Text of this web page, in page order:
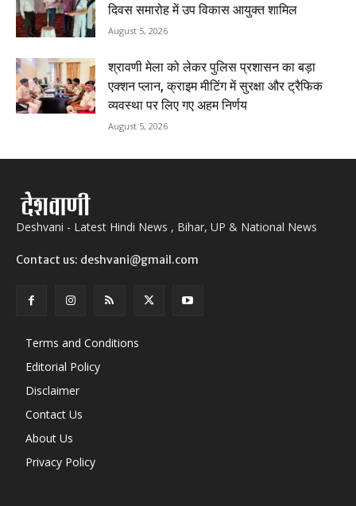
दिवस समारोह में उप विकास आयुक्त शामिल
August 5, 2026
श्रावणी मेला को लेकर पुलिस प्रशासन का बड़ा
एक्शन प्लान, क्राइम मीटिंग में सुरक्षा और ट्रैफिक
व्यवस्था पर लिए गए अहम निर्णय
August 5, 2026
Deshvani - Latest Hindi News , Bihar, UP & National News
Contact us: deshvani@gmail.com
Terms and Conditions
Editorial Policy
Disclaimer
Contact Us
About Us
Privacy Policy